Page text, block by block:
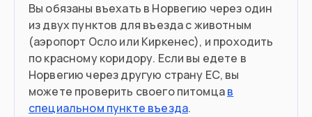
Виза Шенгенская виза
Вы обязаны въехать в Норвегию через один
из двух пунктов для въезда с животным
(аэропорт Осло или Киркенес), и проходить
по красному коридору. Если вы едете в
Норвегию через другую страну ЕС, вы
можете проверить своего питомцав
специальном пункте въезда.